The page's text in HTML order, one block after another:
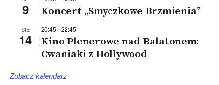
9 Koncert „Smyczkowe Brzmienia”
SIE
14
20:45 -22:45
Kino Plenerowe nad Balatonem:
Cwaniaki z Hollywood
Zobacz kalendarz